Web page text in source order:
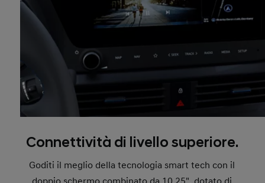
Connettività di livello superiore.
Goditi il meglio della tecnologia smart tech con il